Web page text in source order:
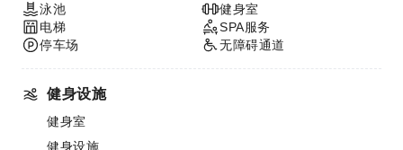
泳池
电梯
停车场
健身室
SPA服务
无障碍通道
健身设施
健身室
健身设施